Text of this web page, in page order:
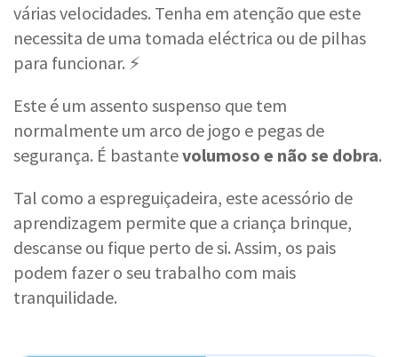
várias velocidades. Tenha em atenção que este
necessita de uma tomada eléctrica ou de pilhas
para funcionar. ⚡
Este é um assento suspenso que tem
normalmente um arco de jogo e pegas de
segurança. É bastantevolumoso e não se dobra.
Tal como a espreguiçadeira, este acessório de
aprendizagem permite que a criança brinque,
descanse ou fique perto de si. Assim, os pais
podem fazer o seu trabalho com mais
tranquilidade.